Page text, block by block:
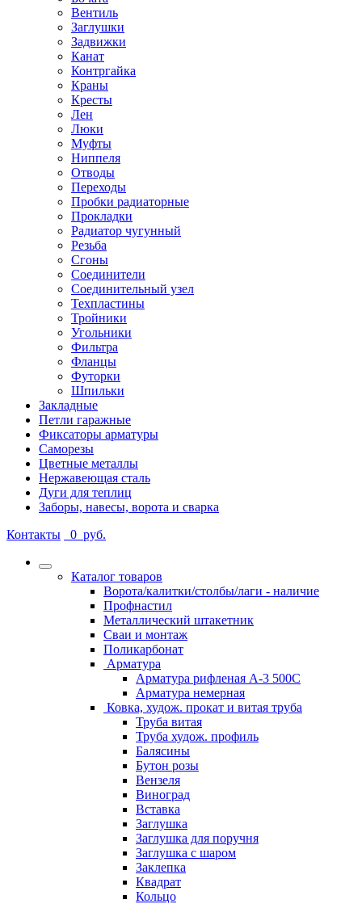
Вентиль
Заглушки
Задвижки
Канат
Контргайка
Краны
Кресты
Лен
Люки
Муфты
Ниппеля
Отводы
Переходы
Пробки радиаторные
Прокладки
Радиатор чугунный
Резьба
Сгоны
Соединители
Соединительный узел
Техпластины
Тройники
Угольники
Фильтра
Фланцы
Футорки
Шпильки
Закладные
Петли гаражные
Фиксаторы арматуры
Саморезы
Цветные металлы
Нержавеющая сталь
Дуги для теплиц
Заборы, навесы, ворота и сварка
Контакты
0 руб.
Каталог товаров
Ворота/калитки/столбы/лаги - наличие
Профнастил
Металлический штакетник
Сваи и монтаж
Поликарбонат
Арматура
Арматура рифленая А-3 500С
Арматура немерная
Ковка, худож. прокат и витая труба
Труба витая
Труба худож. профиль
Балясины
Бутон розы
Вензеля
Виноград
Вставка
Заглушка
Заглушка для поручня
Заглушка с шаром
Заклепка
Квадрат
Кольцо